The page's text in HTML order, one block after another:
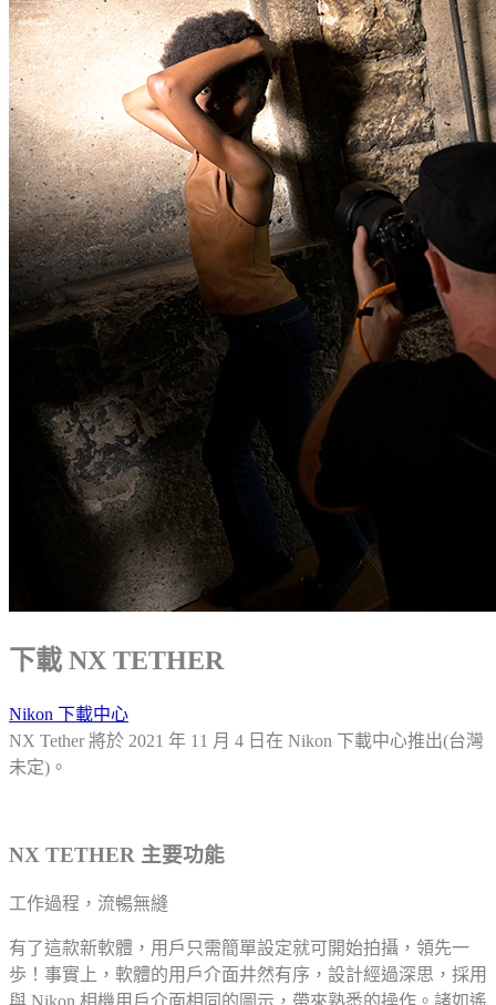
下載 NX TETHER
Nikon 下載中心
NX Tether 將於 2021 年 11 月 4 日在 Nikon 下載中心推出(台灣
未定)。
NX TETHER 主要功能
工作過程，流暢無縫
有了這款新軟體，用戶只需簡單設定就可開始拍攝，領先一
歩！事實上，軟體的用戶介面井然有序，設計經過深思，採用
與 Nikon 相機用戶介面相同的圖示，帶來熟悉的操作。諸如遙